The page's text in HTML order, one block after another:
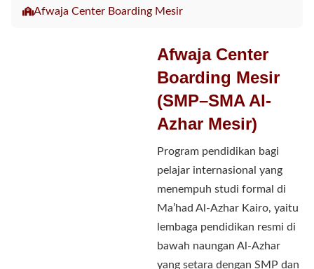
Afwaja Center Boarding Mesir
Afwaja Center
Boarding Mesir
(SMP–SMA Al-
Azhar Mesir)
Program pendidikan bagi
pelajar internasional yang
menempuh studi formal di
Ma’had Al-Azhar Kairo, yaitu
lembaga pendidikan resmi di
bawah naungan Al-Azhar
yang setara dengan SMP dan